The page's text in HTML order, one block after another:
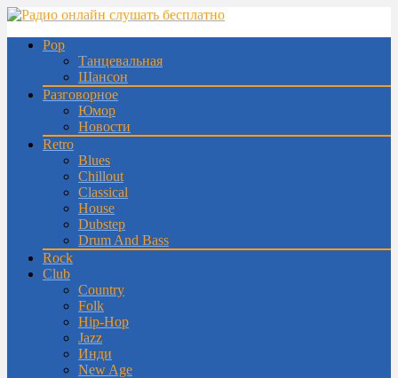
Pop
Танцевальная
Шансон
Разговорное
Юмор
Новости
Retro
Blues
Chillout
Classical
House
Dubstep
Drum And Bass
Rock
Club
Country
Folk
Hip-Hop
Jazz
Инди
New Age